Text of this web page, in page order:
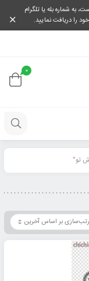
به شماره بله یا تلگرام
0
تو”